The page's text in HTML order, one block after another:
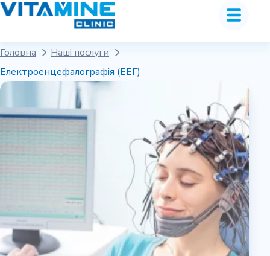
Головна
Наші послуги
Електроенцефалографія (ЕЕГ)